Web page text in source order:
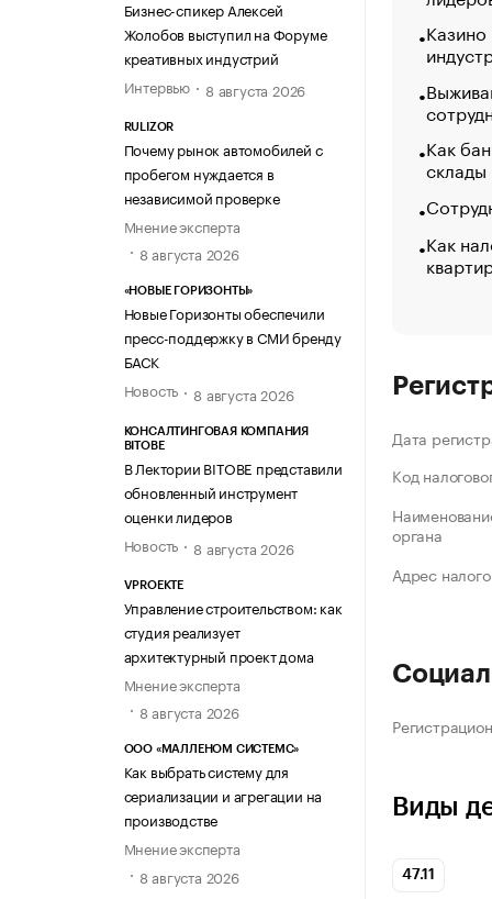
Бизнес-спикер Алексей
Жолобов выступил на Форуме
креативных индустрий
Интервью
8 августа 2026
RULIZOR
Почему рынок автомобилей с
пробегом нуждается в
независимой проверке
Мнение эксперта
8 августа 2026
«НОВЫЕ ГОРИЗОНТЫ»
Новые Горизонты обеспечили
пресс-поддержку в СМИ бренду
БАСК
Новость
8 августа 2026
КОНСАЛТИНГОВАЯ КОМПАНИЯ
BITOBE
В Лектории BITOBE представили
обновленный инструмент
оценки лидеров
Новость
8 августа 2026
VPROEKTE
Управление строительством: как
студия реализует
архитектурный проект дома
Мнение эксперта
8 августа 2026
ООО «МАЛЛЕНОМ СИСТЕМС»
Как выбрать систему для
сериализации и агрегации на
производстве
Мнение эксперта
8 августа 2026
Как
склады
Как
Дата
Код
органа
Адрес
Виды
47.11